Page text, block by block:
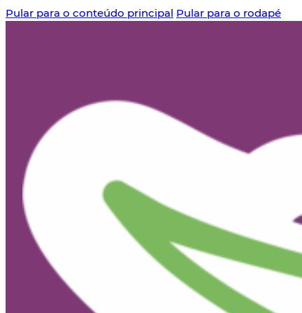
Pular para o conteúdo principal Pular para o rodapé